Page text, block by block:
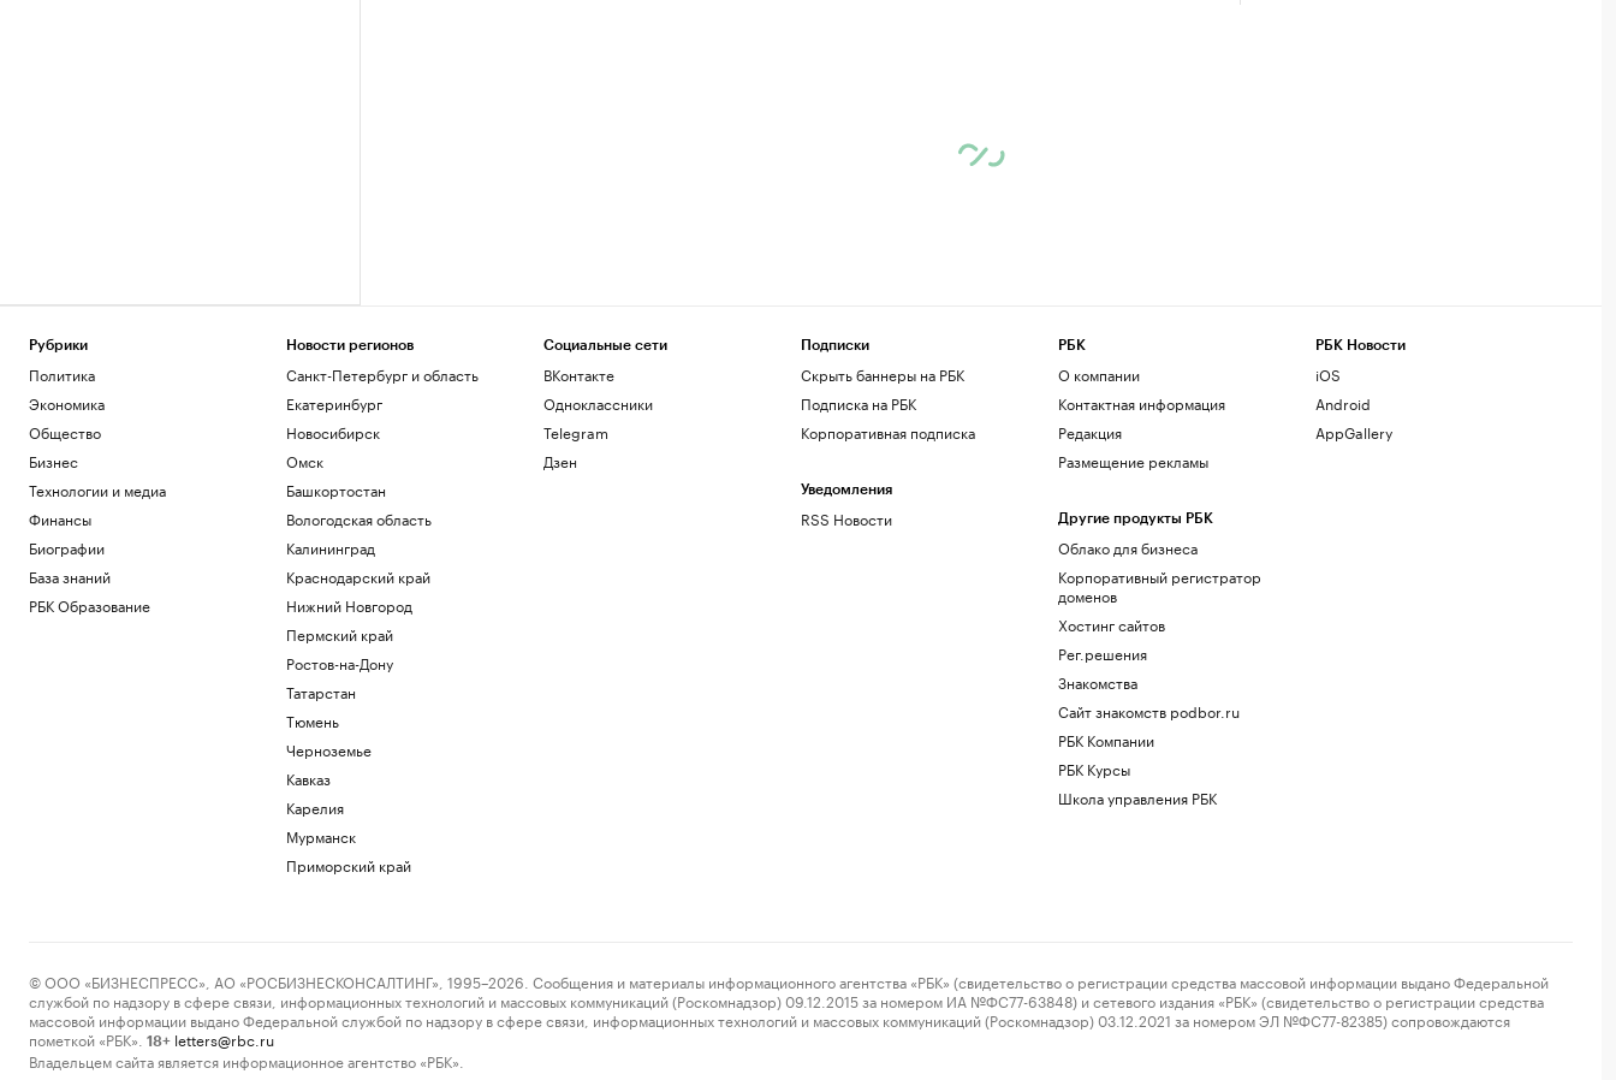
Рубрики
Политика
Экономика
Общество
Бизнес
Технологии и медиа
Финансы
Биографии
База знаний
РБК Образование
Новости регионов
Санкт-Петербург и область
Екатеринбург
Новосибирск
Омск
Башкортостан
Вологодская область
Калининград
Краснодарский край
Нижний Новгород
Пермский край
Ростов-на-Дону
Татарстан
Тюмень
Черноземье
Кавказ
Карелия
Мурманск
Приморский край
Социальные сети
ВКонтакте
Одноклассники
Telegram
Дзен
Подписки
Скрыть баннеры на РБК
Подписка на РБК
Корпоративная подписка
Уведомления
RSS Новости
РБК
О компании
Контактная информация
Редакция
Размещение рекламы
Другие продукты РБК
Облако для бизнеса
Корпоративный регистратор
доменов
Хостинг сайтов
Рег.решения
Знакомства
Сайт знакомств podbor.ru
РБК Компании
РБК Курсы
Школа управления РБК
РБК Новости
iOS
Android
AppGallery
© ООО «БИЗНЕСПРЕСС», АО «РОСБИЗНЕСКОНСАЛТИНГ», 1995–2026. Сообщения и материалы информационного агентства «РБК» (свидетельство о регистрации средства массовой информации выдано Федеральной
службой по надзору в сфере связи, информационных технологий и массовых коммуникаций (Роскомнадзор) 09.12.2015 за номером ИА №ФС77-63848) и сетевого издания «РБК» (свидетельство о регистрации средства
массовой информации выдано Федеральной службой по надзору в сфере связи, информационных технологий и массовых коммуникаций (Роскомнадзор) 03.12.2021 за номером ЭЛ №ФС77-82385) сопровождаются
пометкой «РБК».
18+ letters@rbc.ru
Владельцем сайта является информационное агентство «РБК».